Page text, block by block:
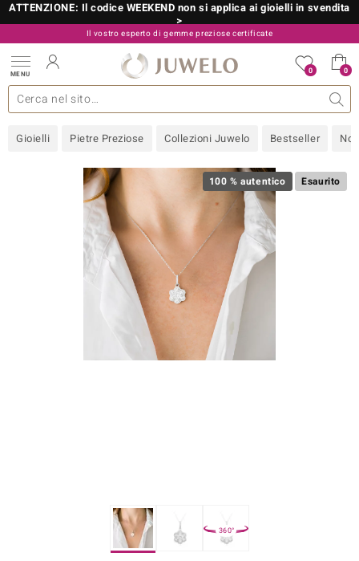
ATTENZIONE: Il codice WEEKEND non si applica ai gioielli in svendita
>
Il vostro esperto di gemme preziose certificate
800 986 787
MENU 0 0
Gioielli Pietre Preziose Collezioni Juwelo Bestseller
gioielli Design Metallo prezioso Misure anelli
più importanti Pietre preziose per colore Pietre preziose
Informazioni generali Approfondimenti Consigli
Acquistare in diretta Juwelo
100 % autentico Esaurito
360°